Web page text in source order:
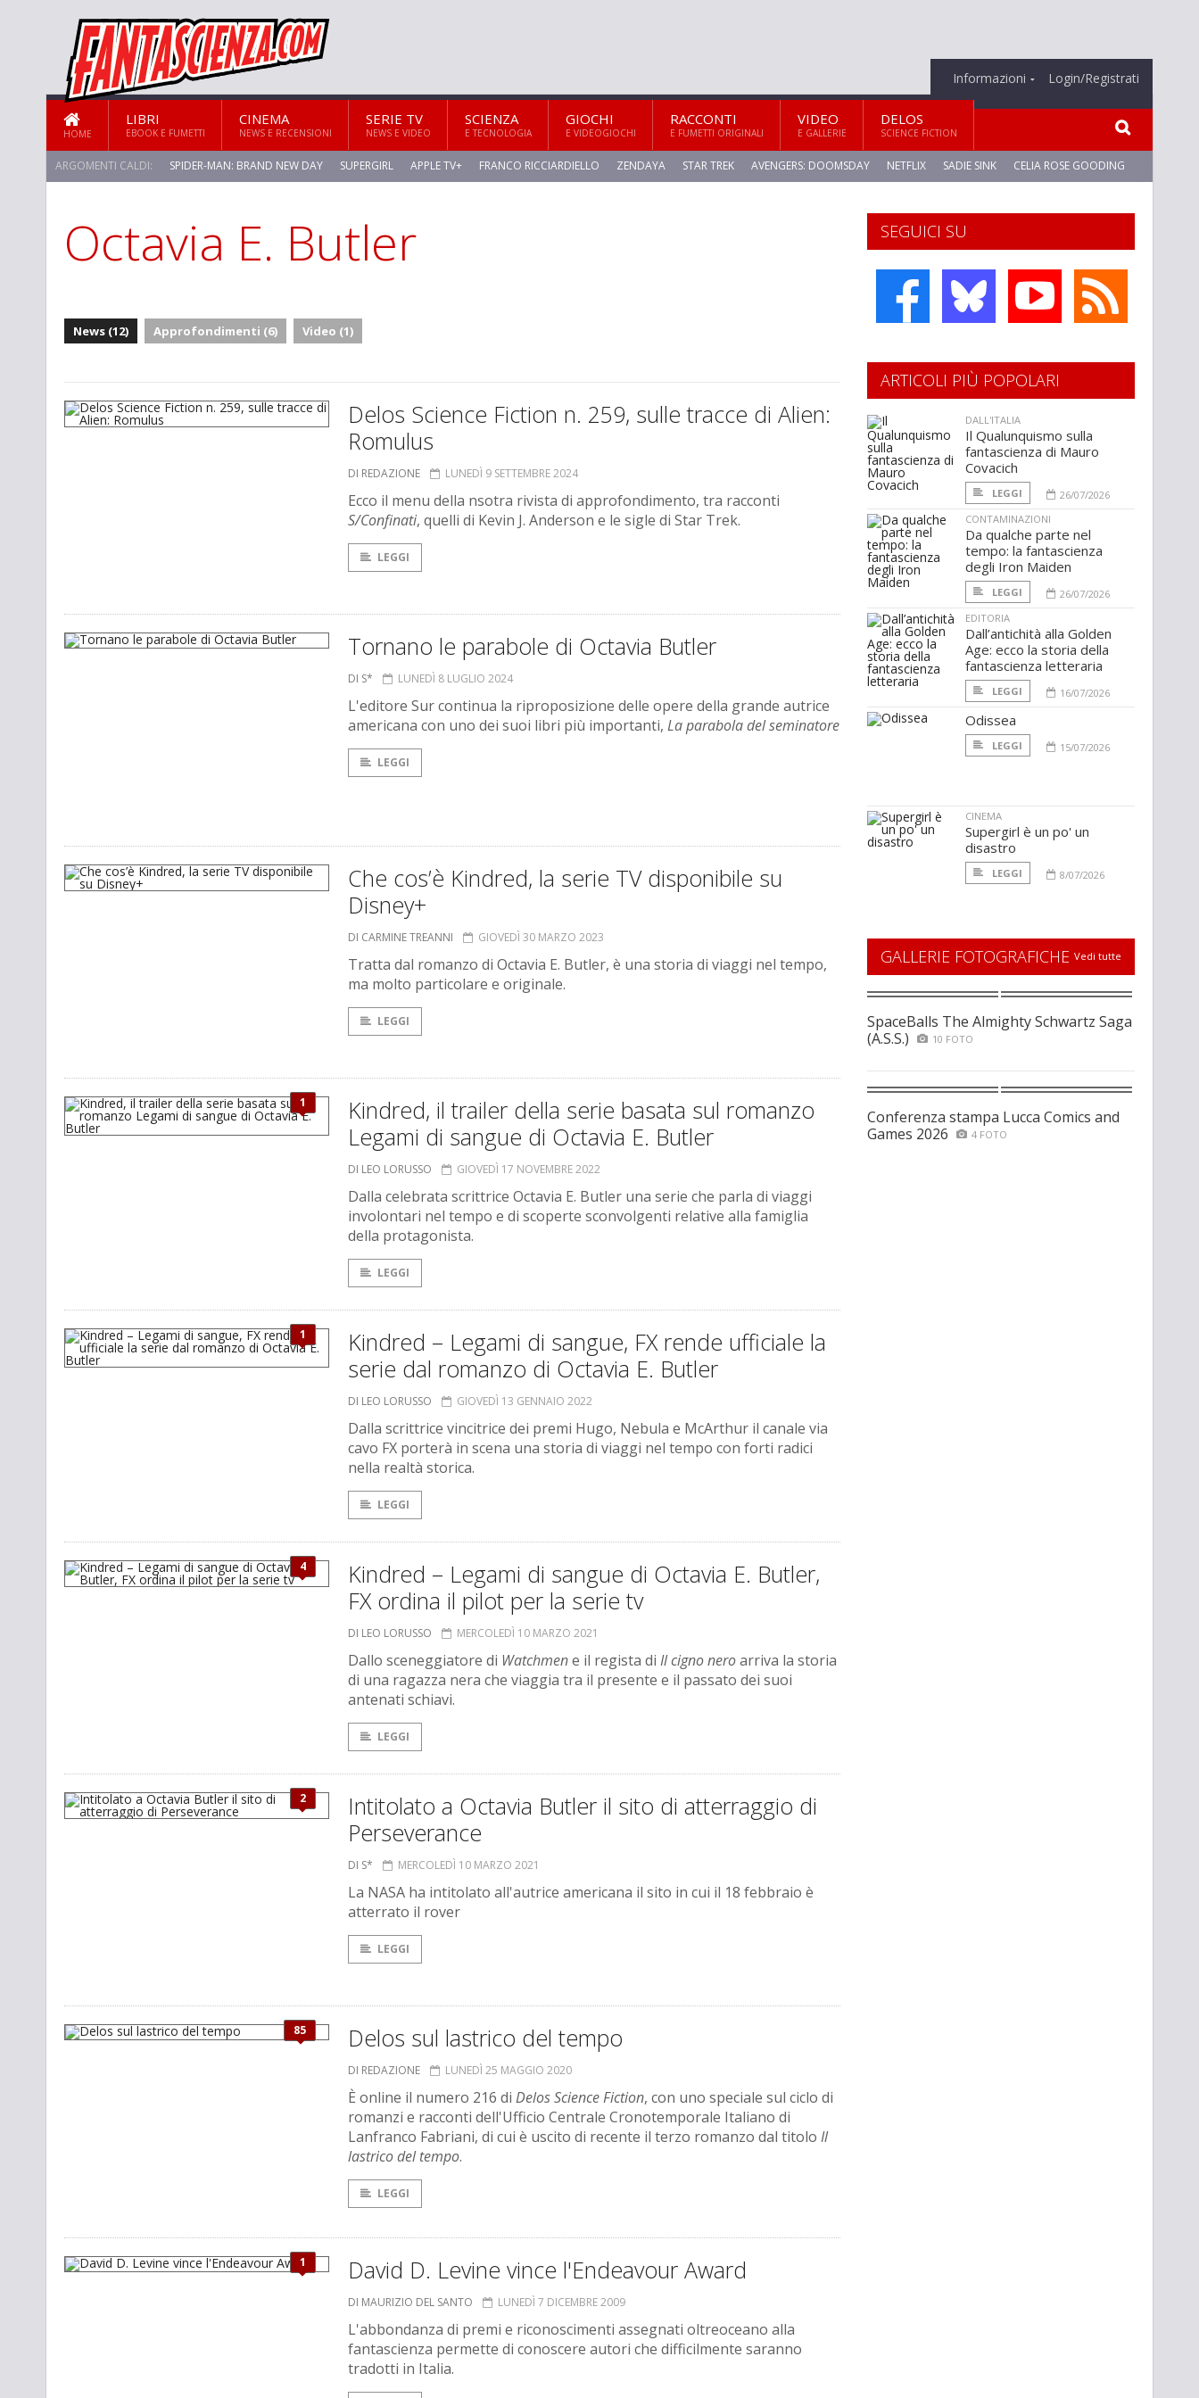
Informazioni Login/Registrati
HOME
LIBRI
EBOOK E FUMETTI
CINEMA
NEWS E RECENSIONI
SERIE TV
NEWS E VIDEO
SCIENZA
E TECNOLOGIA
GIOCHI
E VIDEOGIOCHI
RACCONTI
E FUMETTI ORIGINALI
VIDEO
E GALLERIE
DELOS
SCIENCE FICTION
ARGOMENTI CALDI: SPIDER-MAN: BRAND NEW DAY SUPERGIRL APPLE TV+ FRANCO RICCIARDIELLO ZENDAYA STAR TREK AVENGERS: DOOMSDAY NETFLIX SADIE SINK CELIA ROSE GOODING
Octavia E. Butler
News (12) Approfondimenti (6) Video (1)
Delos Science Fiction n. 259, sulle tracce di Alien:
Romulus
DI REDAZIONE LUNEDÌ 9 SETTEMBRE 2024
Ecco il menu della nsotra rivista di approfondimento, tra racconti
S/Confinati, quelli di Kevin J. Anderson e le sigle di Star Trek.
LEGGI
Tornano le parabole di Octavia Butler
DI S* LUNEDÌ 8 LUGLIO 2024
L'editore Sur continua la riproposizione delle opere della grande autrice
americana con uno dei suoi libri più importanti, La parabola del seminatore
LEGGI
Che cos’è Kindred, la serie TV disponibile su
Disney+
DI CARMINE TREANNI GIOVEDÌ 30 MARZO 2023
Tratta dal romanzo di Octavia E. Butler, è una storia di viaggi nel tempo,
ma molto particolare e originale.
LEGGI
1
Kindred, il trailer della serie basata sul romanzo
Legami di sangue di Octavia E. Butler
DI LEO LORUSSO GIOVEDÌ 17 NOVEMBRE 2022
Dalla celebrata scrittrice Octavia E. Butler una serie che parla di viaggi
involontari nel tempo e di scoperte sconvolgenti relative alla famiglia
della protagonista.
LEGGI
1
Kindred – Legami di sangue, FX rende ufficiale la
serie dal romanzo di Octavia E. Butler
DI LEO LORUSSO GIOVEDÌ 13 GENNAIO 2022
Dalla scrittrice vincitrice dei premi Hugo, Nebula e McArthur il canale via
cavo FX porterà in scena una storia di viaggi nel tempo con forti radici
nella realtà storica.
LEGGI
4
Kindred – Legami di sangue di Octavia E. Butler,
FX ordina il pilot per la serie tv
DI LEO LORUSSO MERCOLEDÌ 10 MARZO 2021
Dallo sceneggiatore di Watchmene il regista di Il cigno neroarriva la storia
di una ragazza nera che viaggia tra il presente e il passato dei suoi
antenati schiavi.
LEGGI
2
Intitolato a Octavia Butler il sito di atterraggio di
Perseverance
DI S* MERCOLEDÌ 10 MARZO 2021
La NASA ha intitolato all'autrice americana il sito in cui il 18 febbraio è
atterrato il rover
LEGGI
85 Delos sul lastrico del tempo
DI REDAZIONE LUNEDÌ 25 MAGGIO 2020
È online il numero 216 di Delos Science Fiction, con uno speciale sul ciclo di
romanzi e racconti dell'Ufficio Centrale Cronotemporale Italiano di
Lanfranco Fabriani, di cui è uscito di recente il terzo romanzo dal titolo Il
lastrico del tempo.
LEGGI
1 David D. Levine vince l'Endeavour Award
DI MAURIZIO DEL SANTO LUNEDÌ 7 DICEMBRE 2009
L'abbondanza di premi e riconoscimenti assegnati oltreoceano alla
fantascienza permette di conoscere autori che difficilmente saranno
tradotti in Italia.
SEGUICI SU
ARTICOLI PIÙ POPOLARI
DALL'ITALIA
Il Qualunquismo sulla
fantascienza di Mauro
Covacich
LEGGI
26/07/2026
CONTAMINAZIONI
Da qualche parte nel
tempo: la fantascienza
degli Iron Maiden
LEGGI
26/07/2026
EDITORIA
Dall’antichità alla Golden
Age: ecco la storia della
fantascienza letteraria
LEGGI 16/07/2026
Odissea
LEGGI 15/07/2026
CINEMA
Supergirl è un po' un
disastro
LEGGI 8/07/2026
GALLERIE FOTOGRAFICHE Vedi tutte
SpaceBalls The Almighty Schwartz Saga
(A.S.S.)
10 FOTO
Conferenza stampa Lucca Comics and
Games 2026
4 FOTO